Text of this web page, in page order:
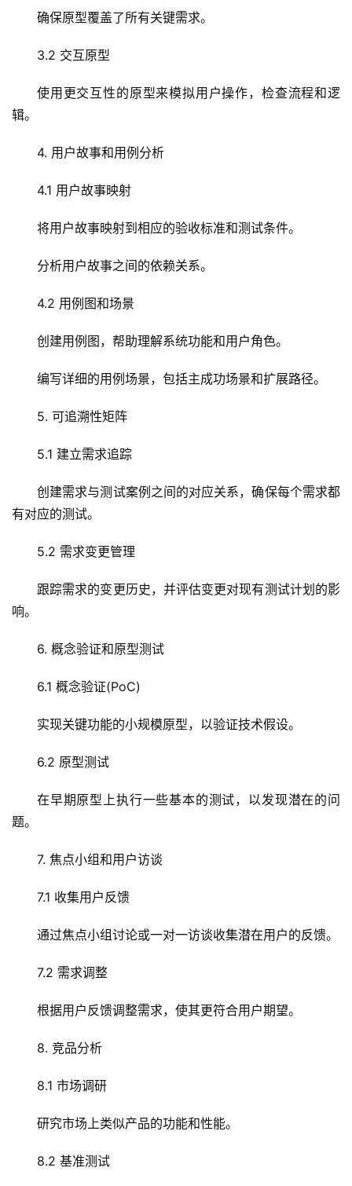
教
D
N
络
确保原型覆盖了所有关键需求。
3.2 交互原型
使用更交互性的原型来模拟用户操作，检查流程和逻
辑。
4. 用户故事和用例分析
4.1 用户故事映射
将用户故事映射到相应的验收标准和测试条件。
分析用户故事之间的依赖关系。
4.2 用例图和场景
创建用例图，帮助理解系统功能和用户角色。
编写详细的用例场景，包括主成功场景和扩展路径。
5. 可追溯性矩阵
5.1 建立需求追踪
创建需求与测试案例之间的对应关系，确保每个需求都
有对应的测试。
5.2 需求变更管理
跟踪需求的变更历史，并评估变更对现有测试计划的影
响。
6. 概念验证和原型测试
6.1 概念验证(PoC)
实现关键功能的小规模原型，以验证技术假设。
6.2 原型测试
在早期原型上执行一些基本的测试，以发现潜在的问
题。
7. 焦点小组和用户访谈
7.1 收集用户反馈
通过焦点小组讨论或一对一访谈收集潜在用户的反馈。
7.2 需求调整
根据用户反馈调整需求，使其更符合用户期望。
8. 竞品分析
8.1 市场调研
研究市场上类似产品的功能和性能。
8.2 基准测试